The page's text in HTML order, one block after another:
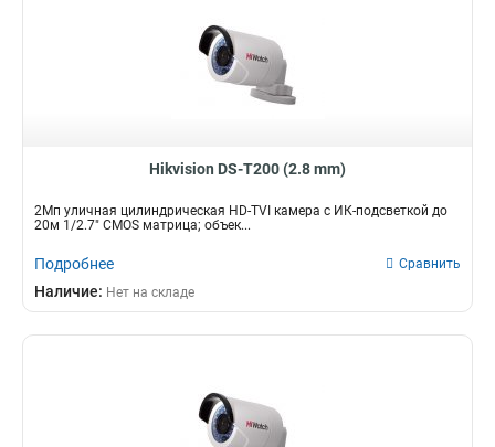
Hikvision DS-T200 (2.8 mm)
2Мп уличная цилиндрическая HD-TVI камера с ИК-подсветкой до
20м 1/2.7" CMOS матрица; объек...
Подробнее Сравнить
Наличие: Нет на складе